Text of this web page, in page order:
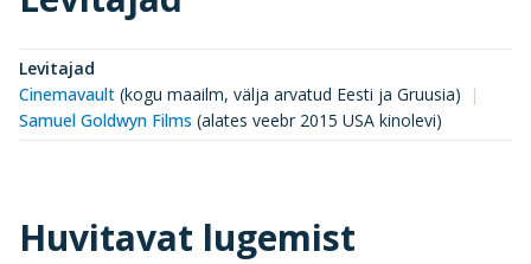
Levitajad
Cinemavault (kogu maailm, välja arvatud Eesti ja Gruusia)
Samuel Goldwyn Films (alates veebr 2015 USA kinolevi)
Huvitavat lugemist